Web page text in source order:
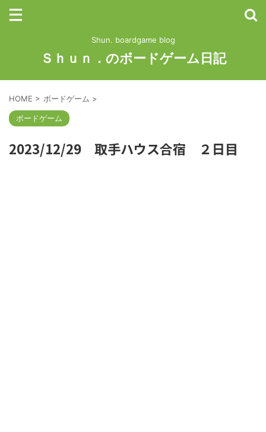
Shun. boardgame blog
Ｓｈｕｎ．のボードゲーム日記
HOME > ボードゲーム >
ボードゲーム
2023/12/29 取手ハウス合宿 ２日目